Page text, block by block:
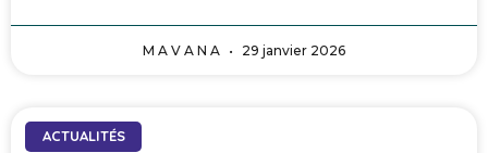
M A V A N A 29 janvier 2026
ACTUALITÉS